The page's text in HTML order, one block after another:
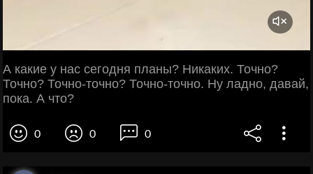
А какие у нас сегодня планы? Никаких. Точно?
Точно? Точно-точно? Точно-точно. Ну ладно, давай,
пока. А что?
0 0 0